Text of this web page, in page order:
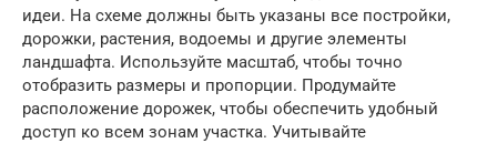
идеи. На схеме должны быть указаны все постройки,
дорожки, растения, водоемы и другие элементы
ландшафта. Используйте масштаб, чтобы точно
отобразить размеры и пропорции. Продумайте
расположение дорожек, чтобы обеспечить удобный
доступ ко всем зонам участка. Учитывайте